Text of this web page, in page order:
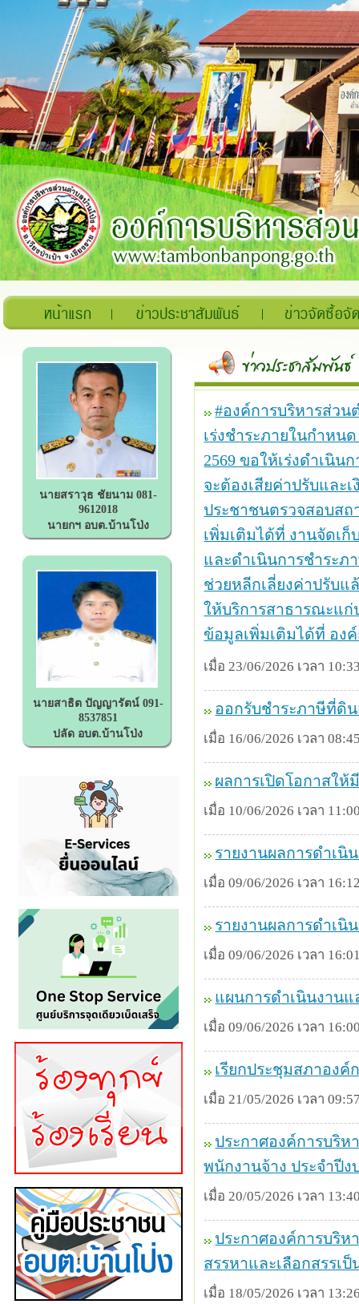
นายสราวุธ ชัยนาม 081-
9612018
นายกฯ อบต.บ้านโป่ง
นายสาธิต ปัญญารัตน์ 091-
8537851
ปลัด อบต.บ้านโป่ง
#องค์การบริหารส่ว
เร่งชำระภายในกำหน
2569 ขอให้เร่งดำเนิน
จะต้องเสียค่าปรับและ
ประชาชนตรวจสอบสถ
เพิ่มเติมได้ที่ งานจัดเ
และดำเนินการชำระ
ช่วยหลีกเลี่ยงค่าปรับ
ให้บริการสาธารณะแก่
ข้อมูลเพิ่มเติมได้ที่ อง
เมื่อ 23/06/2026 เวลา
ออกรับชำระภาษีที่ดิน
เมื่อ 16/06/2026 เวลา
ผลการเปิดโอกาสให้
เมื่อ 10/06/2026 เวลา
รายงานผลการดำเนิ
เมื่อ 09/06/2026 เวลา
รายงานผลการดำเนิ
เมื่อ 09/06/2026 เวลา
แผนการดำเนินงานแ
เมื่อ 09/06/2026 เวลา
เรียกประชุมสภาองค์
เมื่อ 21/05/2026 เวลา
ประกาศองค์การบริห
พนักงานจ้าง ประจำปี
เมื่อ 20/05/2026 เวลา
ประกาศองค์การบริห
สรรหาและเลือกสรรเ
เมื่อ 18/05/2026 เวลา